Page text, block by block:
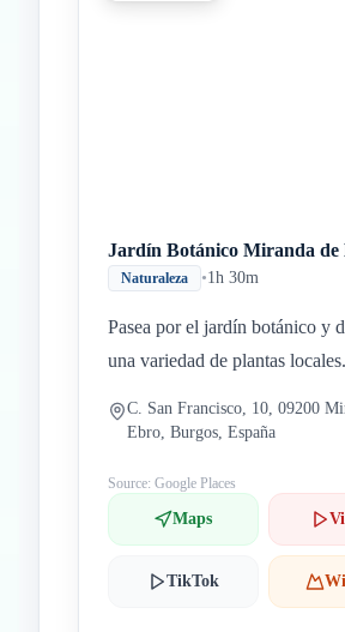
Jardín Botánico Miranda de
Naturaleza •1h 30m
Pasea por el jardín botánico y
una variedad de plantas locales.
C. San Francisco, 10, 09200
Ebro, Burgos, España
Source: Google Places
Maps
TikTok